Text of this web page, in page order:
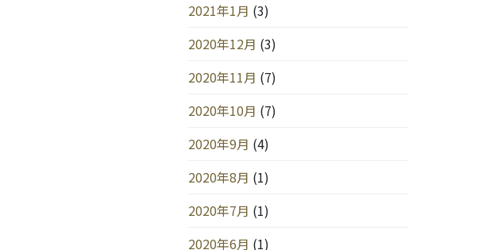
2021年1月 (3)
2020年12月 (3)
2020年11月 (7)
2020年10月 (7)
2020年9月 (4)
2020年8月 (1)
2020年7月 (1)
2020年6月 (1)